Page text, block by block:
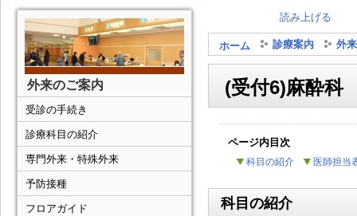
読み上げる
ホーム 診療案内 外
(受付6)麻酔科
ページ内目次
科目の紹介 医師担当
科目の紹介
外来のご案内
受診の手続き
診療科目の紹介
専門外来・特殊外来
予防接種
フロアガイド